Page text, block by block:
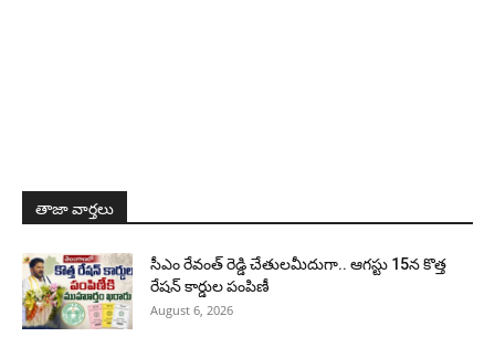
తాజా వార్తలు
సీఎం రేవంత్ రెడ్డి చేతులమీదుగా.. ఆగస్టు 15న కొత్త
రేషన్ కార్డుల పంపిణీ
August 6, 2026